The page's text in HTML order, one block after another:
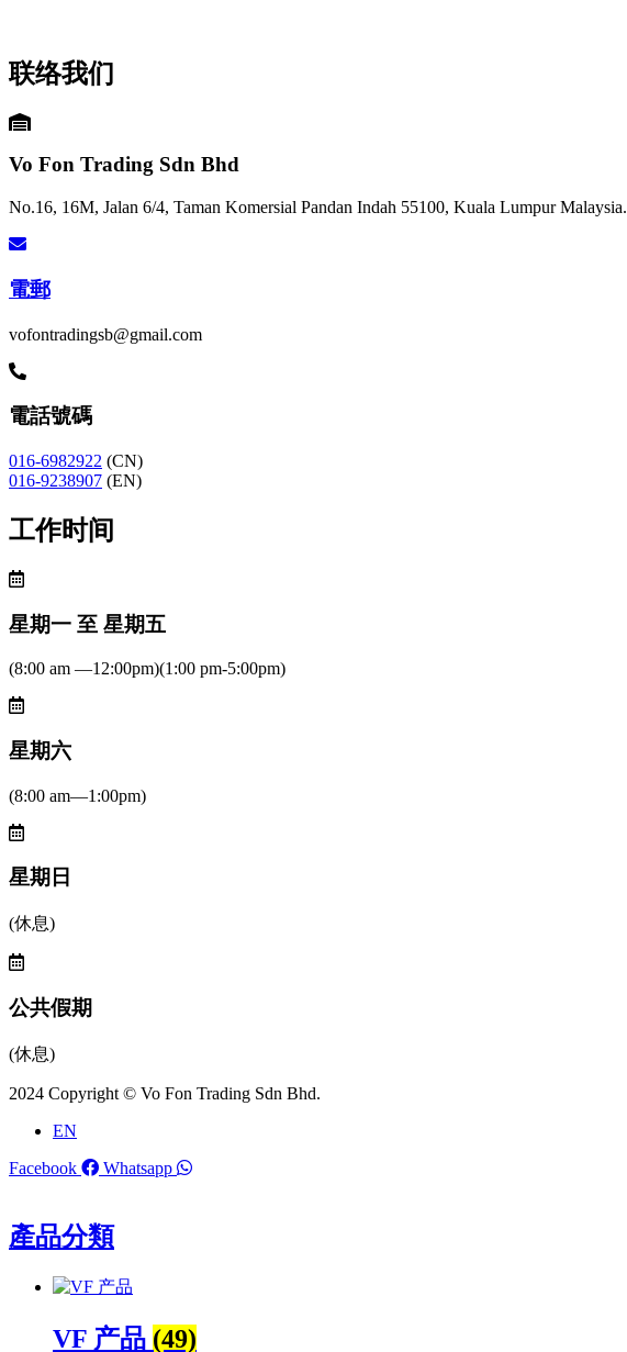
联络我们
Vo Fon Trading Sdn Bhd
No.16, 16M, Jalan 6/4, Taman Komersial Pandan Indah 55100, Kuala Lumpur Malaysia.
電郵
vofontradingsb@gmail.com
電話號碼
016-6982922 (CN)
016-9238907 (EN)
工作时间
星期一 至 星期五
(8:00 am —12:00pm)(1:00 pm-5:00pm)
星期六
(8:00 am—1:00pm)
星期日
(休息)
公共假期
(休息)
2024 Copyright © Vo Fon Trading Sdn Bhd.
EN
Facebook
Whatsapp
產品分類
VF 产品 (49)